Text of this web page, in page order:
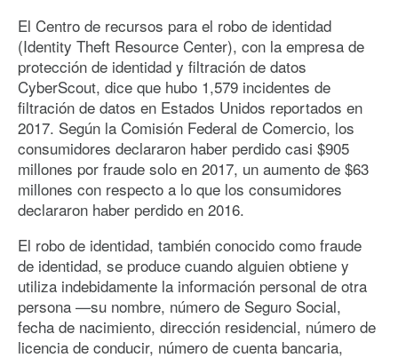
El Centro de recursos para el robo de identidad
(Identity Theft Resource Center), con la empresa de
protección de identidad y filtración de datos
CyberScout, dice que hubo 1,579 incidentes de
filtración de datos en Estados Unidos reportados en
2017. Según la Comisión Federal de Comercio, los
consumidores declararon haber perdido casi $905
millones por fraude solo en 2017, un aumento de $63
millones con respecto a lo que los consumidores
declararon haber perdido en 2016.
El robo de identidad, también conocido como fraude
de identidad, se produce cuando alguien obtiene y
utiliza indebidamente la información personal de otra
persona —su nombre, número de Seguro Social,
fecha de nacimiento, dirección residencial, número de
licencia de conducir, número de cuenta bancaria,